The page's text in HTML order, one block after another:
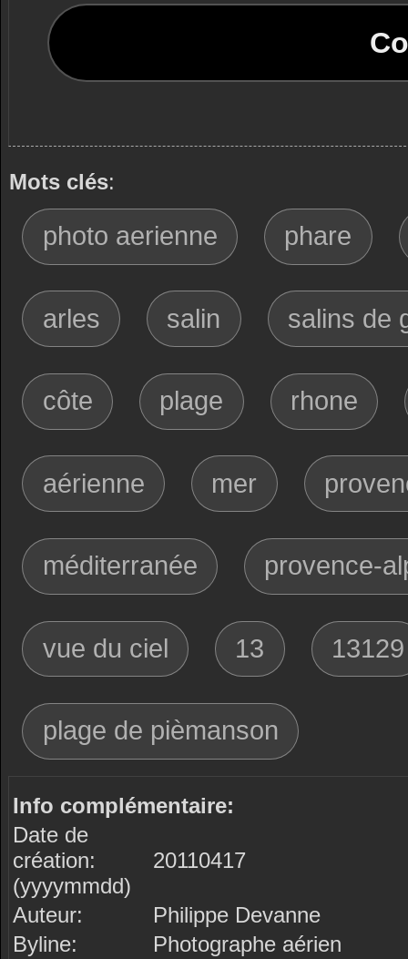
Mots clés:
photo aerienne phare
arles salin salins de
côte plage rhone
aérienne mer
méditerranée provence-
vue du ciel 13 13129
plage de pièmanson
Info complémentaire:
Date de
création:
(yyyymmdd)
20110417
Auteur:
Philippe Devanne
Byline:
Photographe aérien